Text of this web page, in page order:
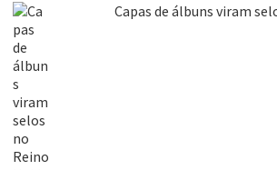
Capas de álbuns viram